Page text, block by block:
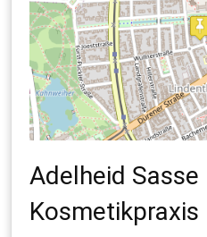
Adelheid Sasse
Kosmetikpraxis